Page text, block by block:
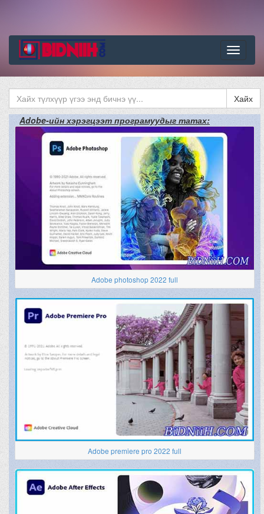
Цэс
Хайх
Adobe-ийн хэрэгцээт програмуудыг татах:
Adobe photoshop 2022 full
Adobe premiere pro 2022 full